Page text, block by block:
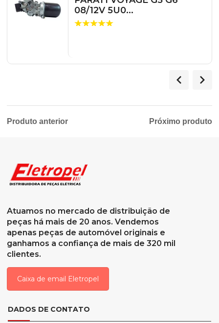
08/12V 5U0...
Produto anterior Próximo produto
Atuamos no mercado de distribuição de
peças há mais de 20 anos. Vendemos
apenas peças de automóvel originais e
ganhamos a confiança de mais de 320 mil
clientes.
Caixa de email Eletropel
DADOS DE CONTATO